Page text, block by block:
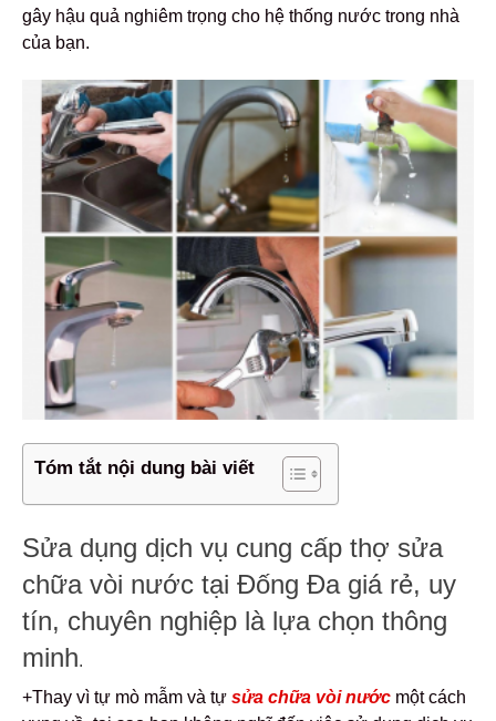
gây hậu quả nghiêm trọng cho hệ thống nước trong nhà
của bạn.
Tóm tắt nội dung bài viết
Sửa dụng dịch vụ cung cấp thợ sửa
chữa vòi nước tại Đống Đa giá rẻ, uy
tín, chuyên nghiệp là lựa chọn thông
minh.
+Thay vì tự mò mẫm và tự sửa chữa vòi nước một cách